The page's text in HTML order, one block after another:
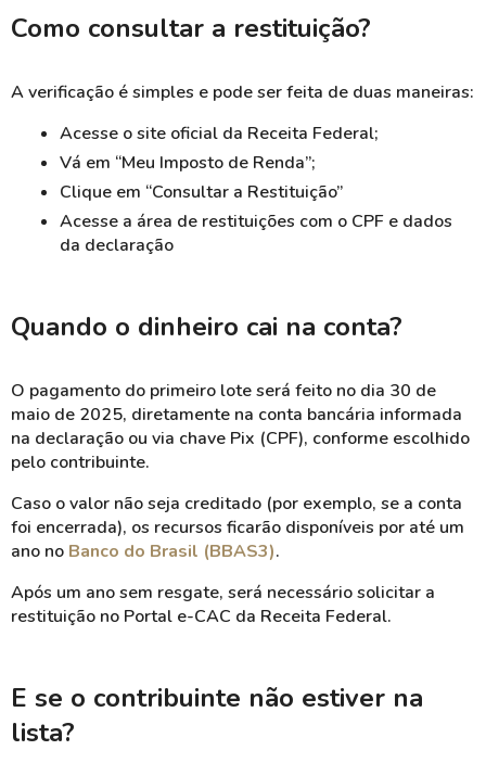
Como consultar a restituição?
A verificação é simples e pode ser feita de duas maneiras:
Acesse o site oficial da Receita Federal;
Vá em “Meu Imposto de Renda”;
Clique em “Consultar a Restituição”
Acesse a área de restituições com o CPF e dados
da declaração
Quando o dinheiro cai na conta?
O pagamento do primeiro lote será feito no dia 30 de
maio de 2025, diretamente na conta bancária informada
na declaração ou via chave Pix (CPF), conforme escolhido
pelo contribuinte.
Caso o valor não seja creditado (por exemplo, se a conta
foi encerrada), os recursos ficarão disponíveis por até um
ano no Banco do Brasil (BBAS3).
Após um ano sem resgate, será necessário solicitar a
restituição no Portal e-CAC da Receita Federal.
E se o contribuinte não estiver na
lista?